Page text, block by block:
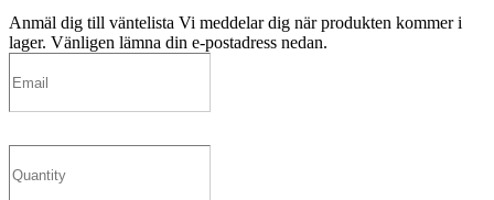
Anmäl dig till väntelista Vi meddelar dig när produkten kommer i
lager. Vänligen lämna din e-postadress nedan.